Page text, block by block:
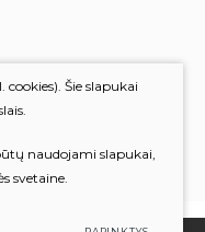
Šie slapukai
naudojami slapukai,
svetaine.